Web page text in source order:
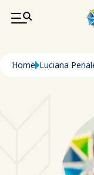
SALTA AL
Briciole di
Home Luciana